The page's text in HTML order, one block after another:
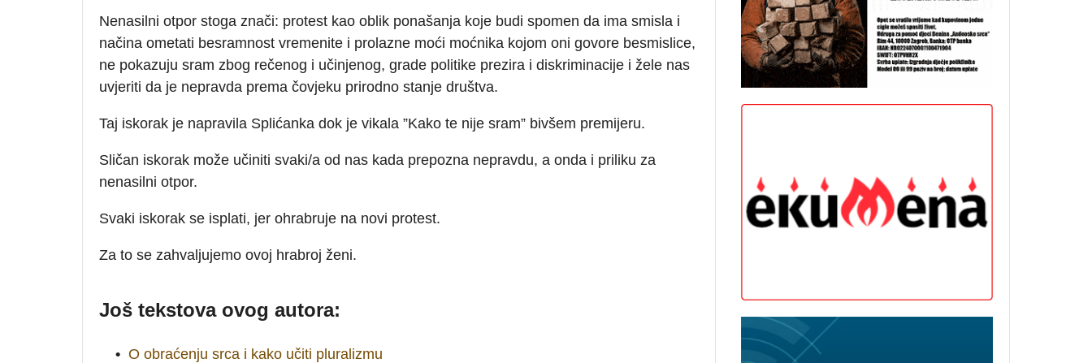
Nenasilni otpor stoga znači: protest kao oblik ponašanja koje budi spomen da ima smisla i
načina ometati besramnost vremenite i prolazne moći moćnika kojom oni govore besmislice,
ne pokazuju sram zbog rečenog i učinjenog, grade politike prezira i diskriminacije i žele nas
uvjeriti da je nepravda prema čovjeku prirodno stanje društva.
Taj iskorak je napravila Splićanka dok je vikala ”Kako te nije sram” bivšem premijeru.
Sličan iskorak može učiniti svaki/a od nas kada prepozna nepravdu, a onda i priliku za
nenasilni otpor.
Svaki iskorak se isplati, jer ohrabruje na novi protest.
Za to se zahvaljujemo ovoj hrabroj ženi.
Još tekstova ovog autora:
• O obraćenju srca i kako učiti pluralizmu